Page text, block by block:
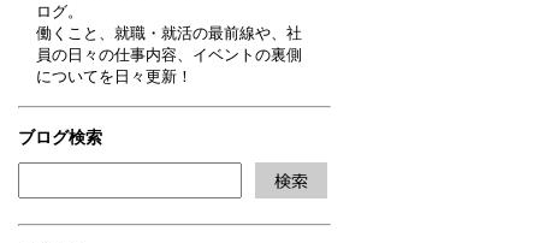
ログ。
働くこと、就職・就活の最前線や、社
員の日々の仕事内容、イベントの裏側
についてを日々更新！
ブログ検索